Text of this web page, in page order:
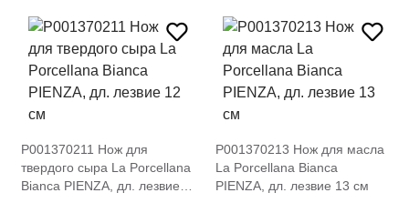
P001370211 Нож для
твердого сыра La Porcellana
Bianca PIENZA, дл. лезвие
P001370213 Нож для масла
La Porcellana Bianca
PIENZA, дл. лезвие 13 см